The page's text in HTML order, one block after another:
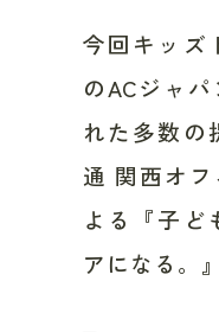
今回キッズ
のACジャ
れた多数の
通 関西オフ
よる『子ど
アになる。